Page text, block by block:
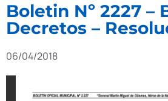
Boletin Nº 2227 –
Decretos –
06/04/2018